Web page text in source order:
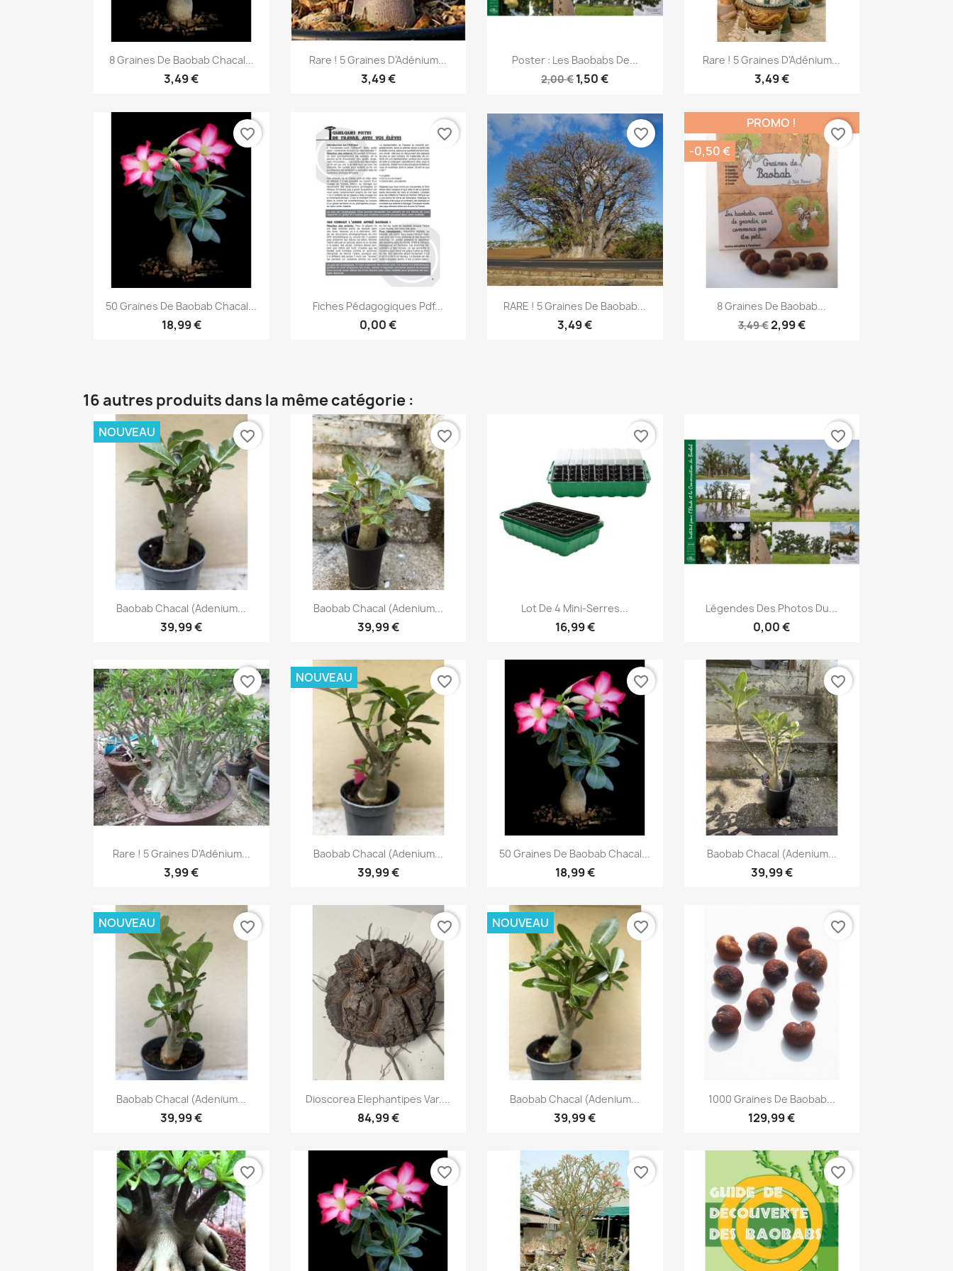
Aperçu rapide
8 Graines De Baobab Chacal...
3,49 €
Aperçu rapide
Rare ! 5 Graines D'Adénium...
3,49 €
Aperçu rapide
Poster : Les Baobabs De...
2,00 €1,50 €
Aperçu rapide
Rare ! 5 Graines D'Adénium...
3,49 €
Aperçu rapide
50 Graines De Baobab Chacal...
18,99 €
favorite_border
 Aperçu rapide
Fiches Pédagogiques Pdf...
0,00 €
favorite_border
Aperçu rapide
RARE ! 5 Graines De Baobab...
3,49 €
favorite_border
Aperçu rapide
8 Graines De Baobab...
3,49 €2,99 €
PROMO !
-0,50 €
favorite_border
16 autres produits dans la même catégorie :
Aperçu rapide
Baobab Chacal (adenium...
39,99 €
NOUVEAU favorite_border
Aperçu rapide
Baobab Chacal (adenium...
39,99 €
favorite_border
Aperçu rapide
Lot De 4 Mini-Serres...
16,99 €
favorite_border
Aperçu rapide
Légendes Des Photos Du...
0,00 €
favorite_border
Aperçu rapide
Rare ! 5 Graines D'Adénium...
3,99 €
favorite_border
Aperçu rapide
Baobab Chacal (adenium...
39,99 €
NOUVEAU favorite_border
Aperçu rapide
50 Graines De Baobab Chacal...
18,99 €
favorite_border
Aperçu rapide
Baobab Chacal (adenium...
39,99 €
favorite_border
Aperçu rapide
Baobab Chacal (adenium...
39,99 €
NOUVEAU favorite_border
Aperçu rapide
Dioscorea Elephantipes Var....
84,99 €
favorite_border
Aperçu rapide
Baobab Chacal (adenium...
39,99 €
NOUVEAU favorite_border
Aperçu rapide
1000 Graines De Baobab...
129,99 €
favorite_border
favorite_border favorite_border favorite_border favorite_border